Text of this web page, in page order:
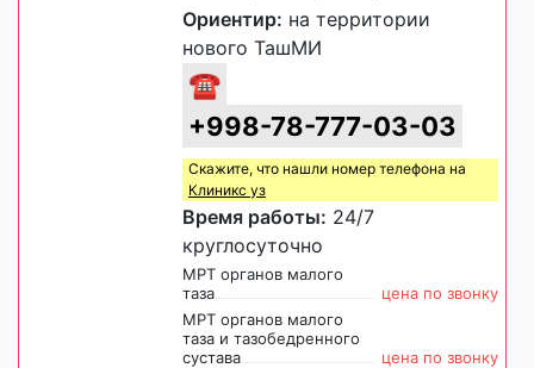
Ориентир: на территории
нового ТашМИ
☎
+998-78-777-03-03
Скажите, что нашли номер телефона на
Клиникс уз
Время работы: 24/7
круглосуточно
МРТ органов малого
таза
цена по звонку
МРТ органов малого
таза и тазобедренного
сустава
цена по звонку